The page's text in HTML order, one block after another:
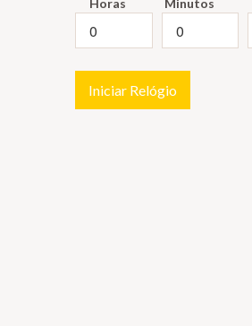
Horas Minutos
Iniciar Relógio